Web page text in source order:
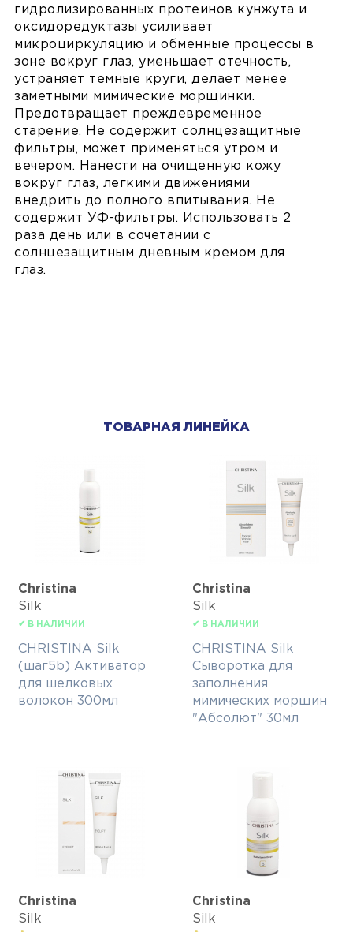
гидролизированных протеинов кунжута и
оксидоредуктазы усиливает
микроциркуляцию и обменные процессы в
зоне вокруг глаз, уменьшает отечность,
устраняет темные круги, делает менее
заметными мимические морщинки.
Предотвращает преждевременное
старение. Не содержит солнцезащитные
фильтры, может применяться утром и
вечером. Нанести на очищенную кожу
вокруг глаз, легкими движениями
внедрить до полного впитывания. Не
содержит УФ-фильтры. Использовать 2
раза день или в сочетании с
солнцезащитным дневным кремом для
глаз.
ТОВАРНАЯ ЛИНЕЙКА
Christina
Silk
✔ В НАЛИЧИИ
CHRISTINA Silk
(шаг5b) Активатор
для шелковых
волокон 300мл
Christina
Silk
✔ В НАЛИЧИИ
CHRISTINA Silk
Сыворотка для
заполнения
мимических морщин
"Абсолют" 30мл
Christina
Silk
Christina
Silk